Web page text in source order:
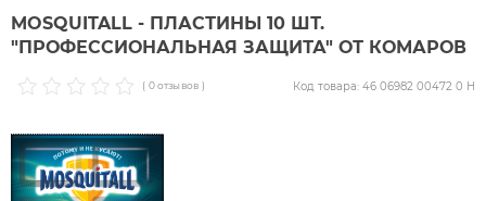
MOSQUITALL - ПЛАСТИНЫ 10 ШТ.
"ПРОФЕССИОНАЛЬНАЯ ЗАЩИТА" ОТ КОМАРОВ
( 0 отзывов ) Код товара: 46 06982 00472 0 Н